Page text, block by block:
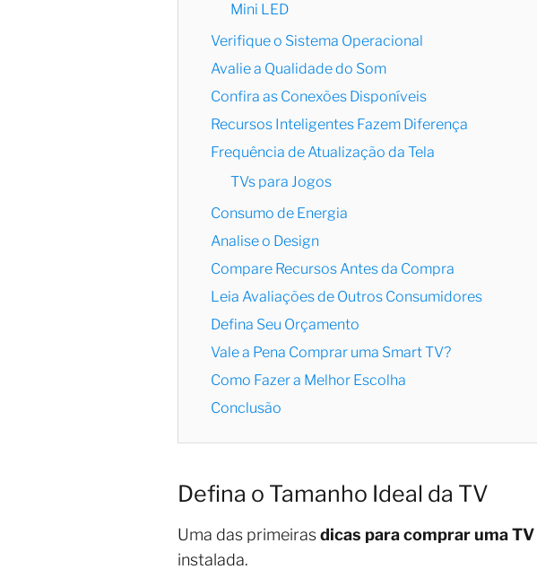
Mini LED
Verifique o Sistema Operacional
Avalie a Qualidade do Som
Confira as Conexões Disponíveis
Recursos Inteligentes Fazem Diferença
Frequência de Atualização da Tela
TVs para Jogos
Consumo de Energia
Analise o Design
Compare Recursos Antes da Compra
Leia Avaliações de Outros Consumidores
Defina Seu Orçamento
Vale a Pena Comprar uma Smart TV?
Como Fazer a Melhor Escolha
Conclusão
Defina o Tamanho Ideal da TV
Uma das primeirasdicas para comprar uma TV
instalada.